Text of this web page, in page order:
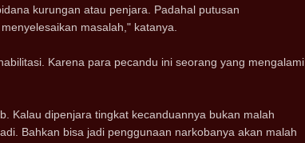
kurungan atau penjara. Padahal putusan
masalah," katanya.
Karena para pecandu ini seorang yang mengalami
Kalau dipenjara tingkat kecanduannya bukan malah
Bahkan bisa jadi penggunaan narkobanya akan malah